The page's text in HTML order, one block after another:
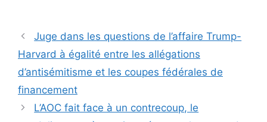
Juge dans les questions de l’affaire Trump-
Harvard à égalité entre les allégations
d’antisémitisme et les coupes fédérales de
financement
L’AOC fait face à un contrecoup, le